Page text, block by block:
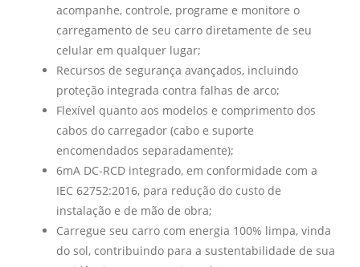
acompanhe, controle, programe e monitore o
carregamento de seu carro diretamente de seu
celular em qualquer lugar;
Recursos de segurança avançados, incluindo
proteção integrada contra falhas de arco;
Flexível quanto aos modelos e comprimento dos
cabos do carregador (cabo e suporte
encomendados separadamente);
6mA DC-RCD integrado, em conformidade com a
IEC 62752:2016, para redução do custo de
instalação e de mão de obra;
Carregue seu carro com energia 100% limpa, vinda
do sol, contribuindo para a sustentabilidade de sua